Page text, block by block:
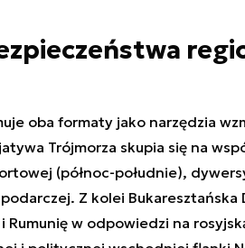
oba formaty jako narzędzia
Trójmorza skupia się na
(północ-południe),
Z kolei Bukaresztańska
Rumunię w odpowiedzi na